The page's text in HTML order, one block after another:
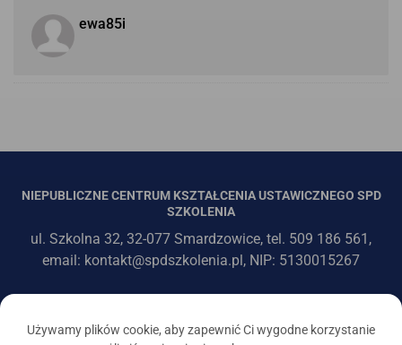
ewa85i
NIEPUBLICZNE CENTRUM KSZTAŁCENIA USTAWICZNEGO SPD
SZKOLENIA
ul. Szkolna 32, 32-077 Smardzowice, tel. 509 186 561,
email: kontakt@spdszkolenia.pl, NIP: 5130015267
Używamy plików cookie, aby zapewnić Ci wygodne korzystanie